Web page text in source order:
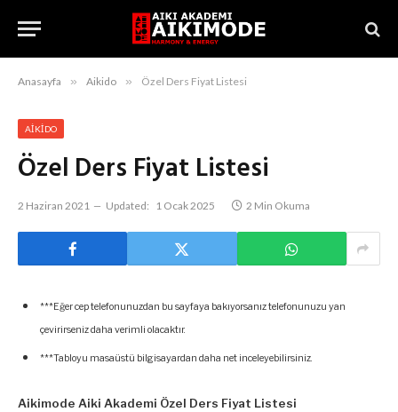
Anasayfa » Aikido » Özel Ders Fiyat Listesi
AIKIDO
Özel Ders Fiyat Listesi
2 Haziran 2021 Updated: 1 Ocak 2025 2 Min Okuma
***Eğer cep telefonunuzdan bu sayfaya bakıyorsanız telefonunuzu yan
çevirirseniz daha verimli olacaktır.
***Tabloyu masaüstü bilgisayardan daha net inceleyebilirsiniz.
Aikimode Aiki Akademi Özel Ders Fiyat Listesi